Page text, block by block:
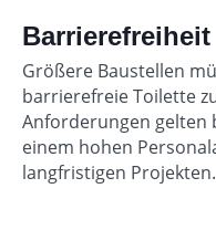
Barrierefreiheit
Größere Baustellen
barrierefreie Toilette
Anforderungen gelten
einem hohen
langfristigen Projekten.